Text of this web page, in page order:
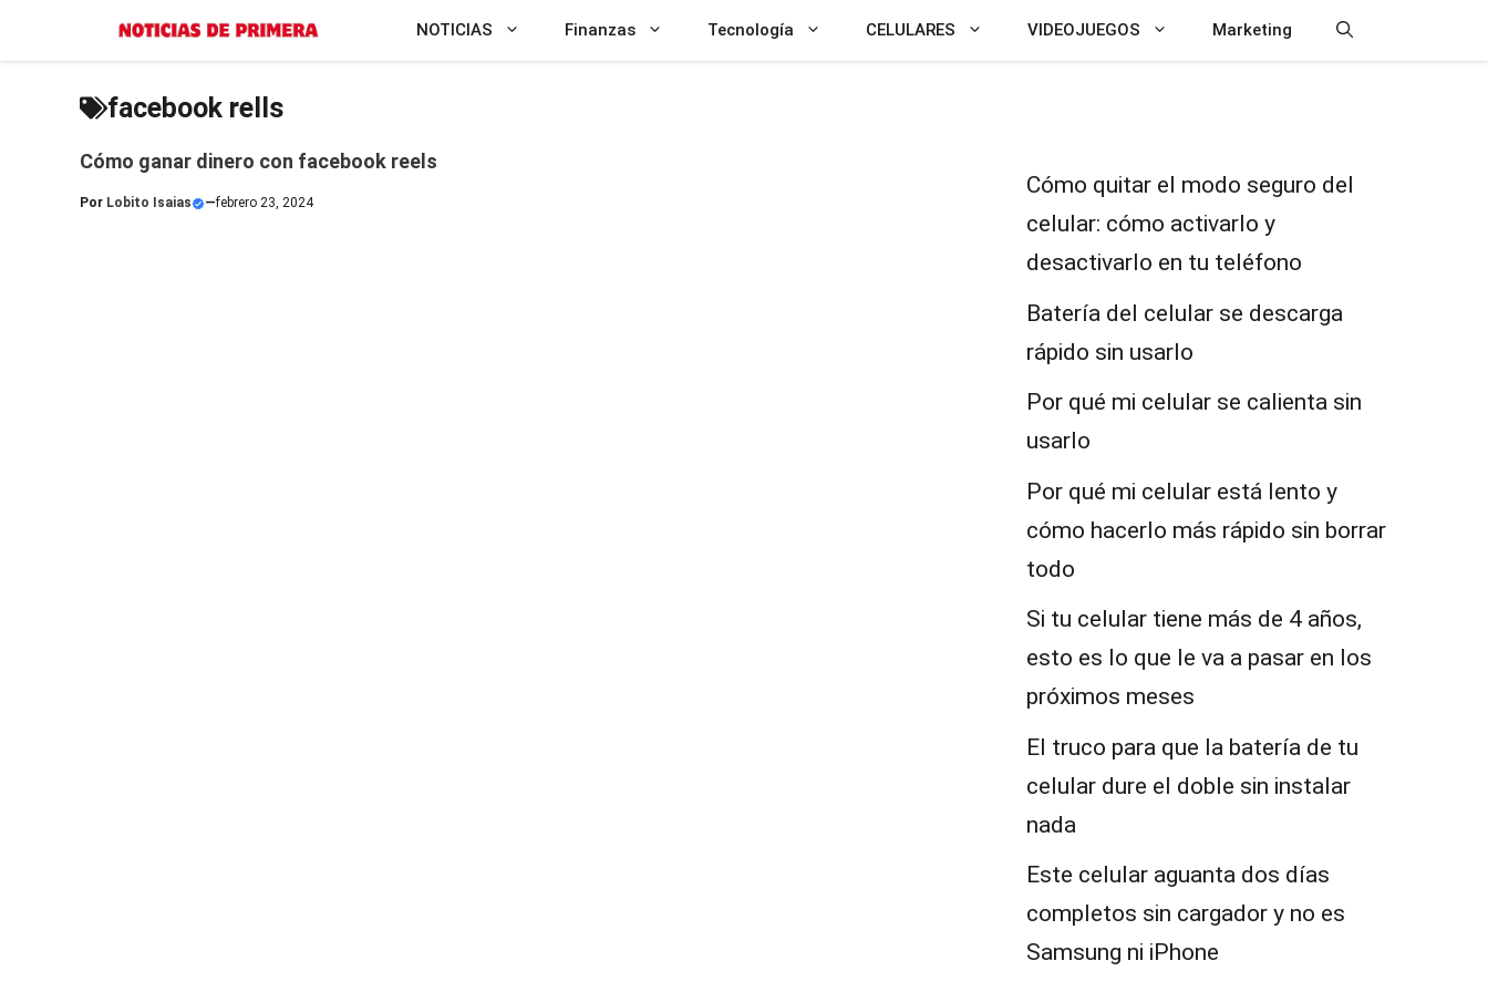
al
contenido
NOTICIAS Finanzas Tecnología CELULARES VIDEOJUEGOS Marketing
facebook rells
Cómo ganar dinero con facebook reels
Por Lobito Isaias —febrero 23, 2024
Cómo quitar el modo seguro del
celular: cómo activarlo y
desactivarlo en tu teléfono
Batería del celular se descarga
rápido sin usarlo
Por qué mi celular se calienta sin
usarlo
Por qué mi celular está lento y
cómo hacerlo más rápido sin borrar
todo
Si tu celular tiene más de 4 años,
esto es lo que le va a pasar en los
próximos meses
El truco para que la batería de tu
celular dure el doble sin instalar
nada
Este celular aguanta dos días
completos sin cargador y no es
Samsung ni iPhone